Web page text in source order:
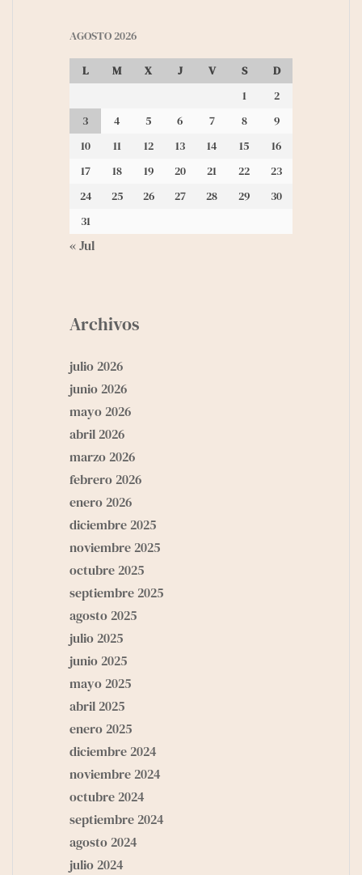
AGOSTO 2026
L M X J V S
D
1
2
3
4 5 6 7 8
9
10
11 12 13 14 15
16
17
18 19 20 21 22
23
24
25 26 27 28 29
30
31
« Jul
Archivos
julio 2026
junio 2026
mayo 2026
abril 2026
marzo 2026
febrero 2026
enero 2026
diciembre 2025
noviembre 2025
octubre 2025
septiembre 2025
agosto 2025
julio 2025
junio 2025
mayo 2025
abril 2025
enero 2025
diciembre 2024
noviembre 2024
octubre 2024
septiembre 2024
agosto 2024
julio 2024